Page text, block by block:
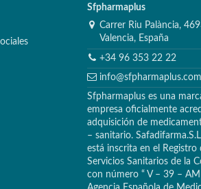
Sfpharmaplus
Carrer Riu Palància,
Valencia, España
+34 96 353 22 22
info@sfpharmaplus.com
Sfpharmaplus es una
empresa oficialmente
adquisición de
– sanitario.
está inscrita en el Registro
Servicios Sanitarios de la
con número “ V – 39 – AM